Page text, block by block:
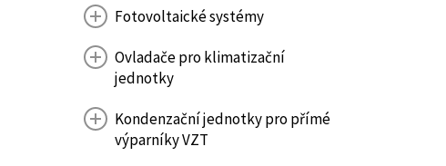
Fotovoltaické systémy
Ovladače pro klimatizační
jednotky
Kondenzační jednotky pro přímé
výparníky VZT